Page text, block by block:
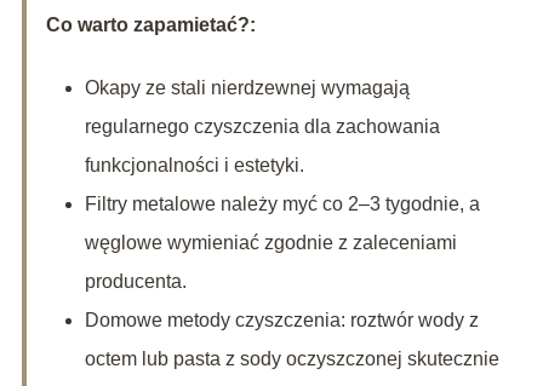
Co warto zapamietać?:
Okapy ze stali nierdzewnej wymagają
regularnego czyszczenia dla zachowania
funkcjonalności i estetyki.
Filtry metalowe należy myć co 2–3 tygodnie, a
węglowe wymieniać zgodnie z zaleceniami
producenta.
Domowe metody czyszczenia: roztwór wody z
octem lub pasta z sody oczyszczonej skutecznie